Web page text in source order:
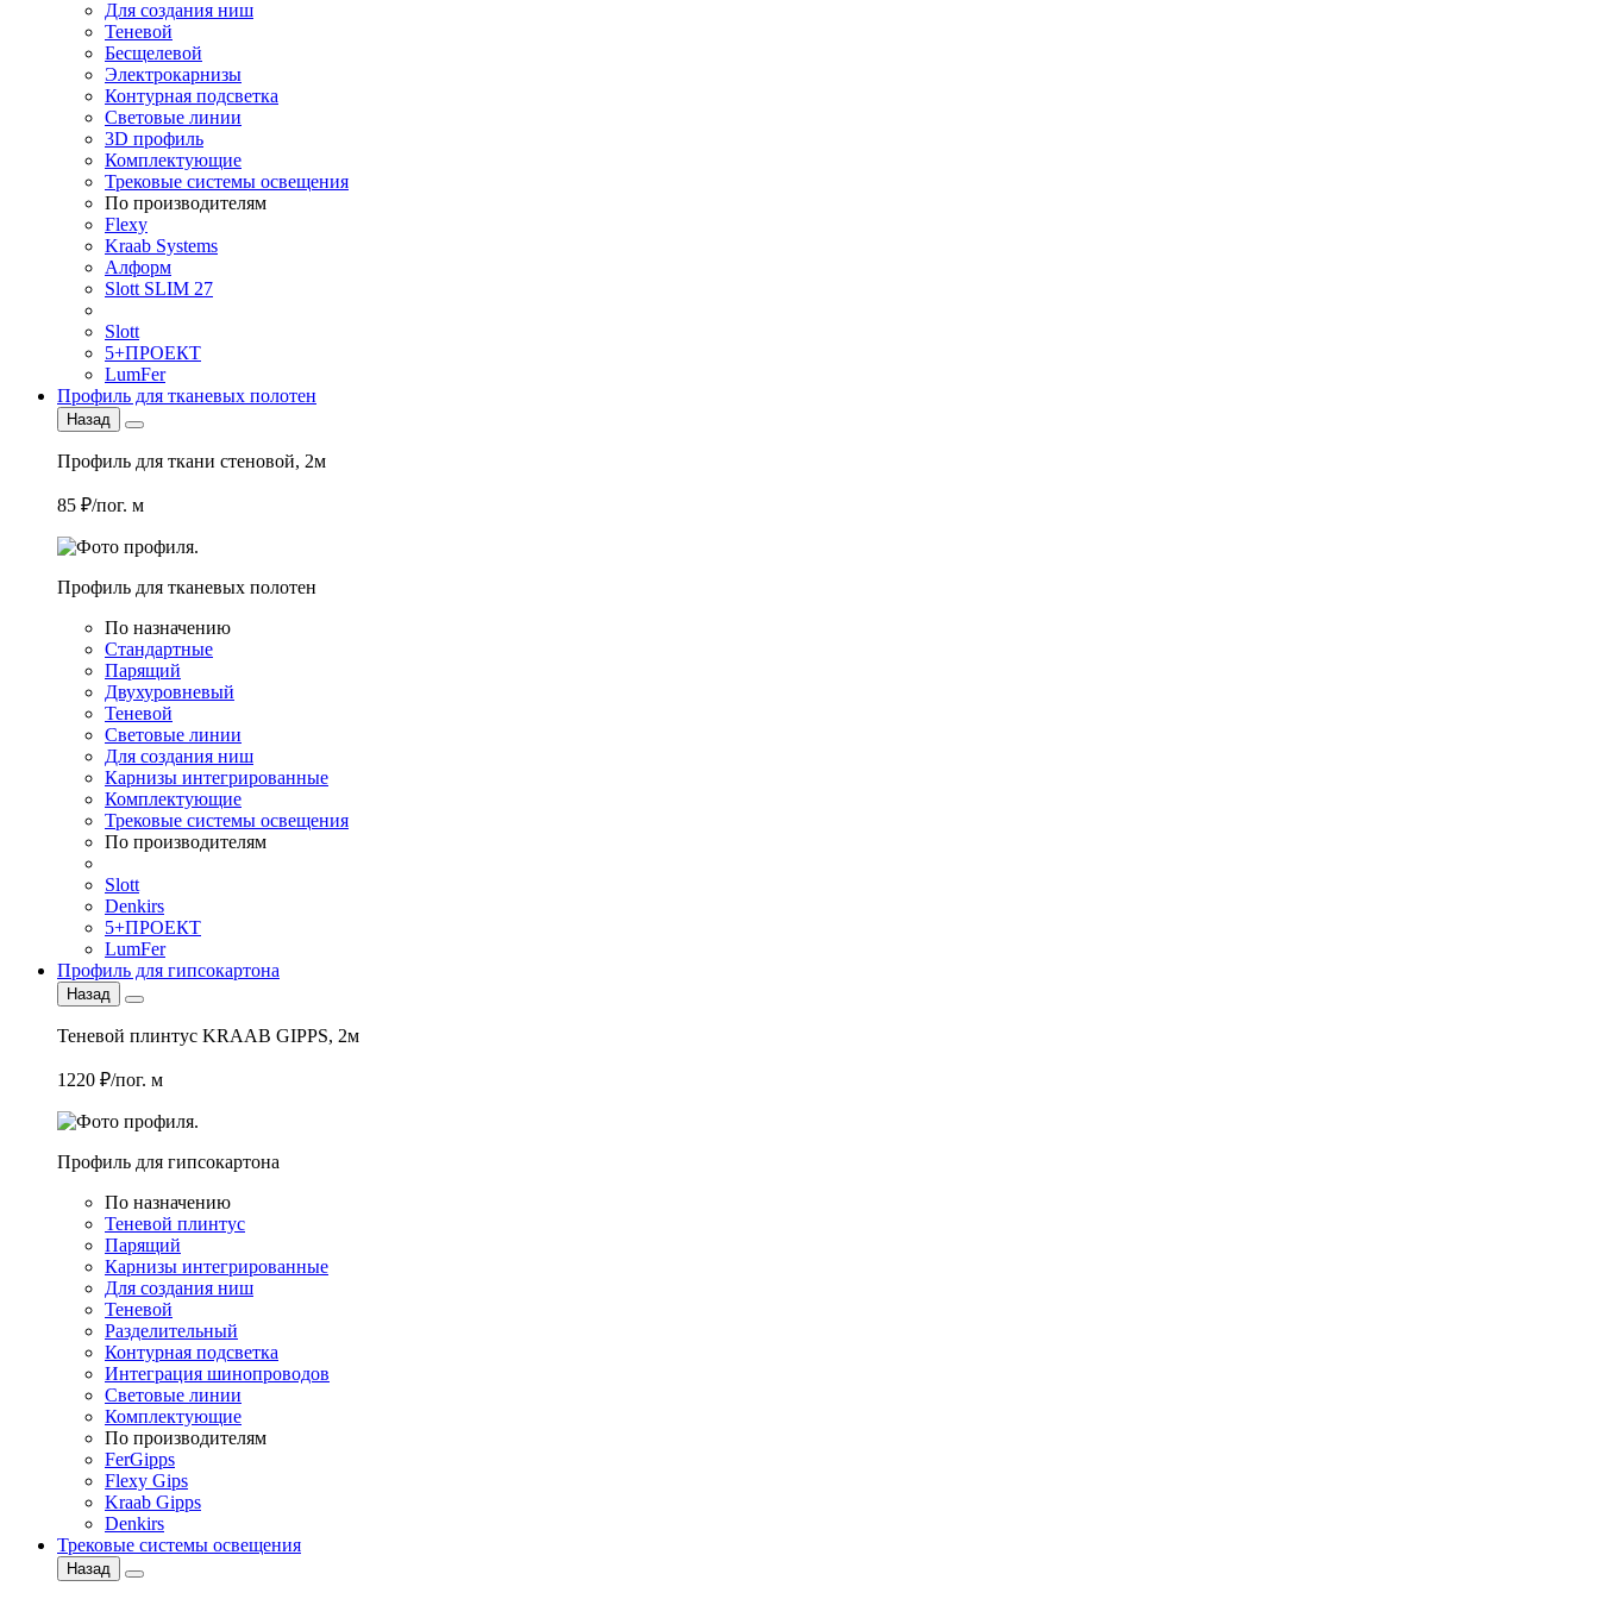
Для создания ниш
Теневой
Бесщелевой
Электрокарнизы
Контурная подсветка
Световые линии
3D профиль
Комплектующие
Трековые системы освещения
По производителям
Flexy
Kraab Systems
Алформ
Slott SLIM 27
Slott
5+ПРОЕКТ
LumFer
Профиль для тканевых полотен
Назад
Профиль для ткани стеновой, 2м
85 ₽/пог. м
Профиль для тканевых полотен
По назначению
Стандартные
Парящий
Двухуровневый
Теневой
Световые линии
Для создания ниш
Карнизы интегрированные
Комплектующие
Трековые системы освещения
По производителям
Slott
Denkirs
5+ПРОЕКТ
LumFer
Профиль для гипсокартона
Назад
Теневой плинтус KRAAB GIPPS, 2м
1220 ₽/пог. м
Профиль для гипсокартона
По назначению
Теневой плинтус
Парящий
Карнизы интегрированные
Для создания ниш
Теневой
Разделительный
Контурная подсветка
Интеграция шинопроводов
Световые линии
Комплектующие
По производителям
FerGipps
Flexy Gips
Kraab Gipps
Denkirs
Трековые системы освещения
Назад